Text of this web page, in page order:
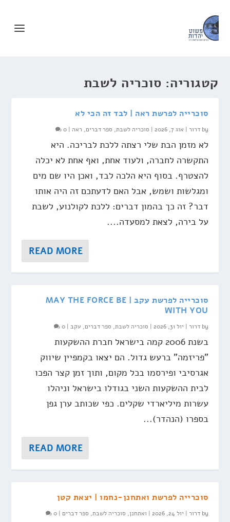
קטגוריה: סוכריה לשבת
סוכרייה לפרשת ראה | לבד זה הכי לא
by דרור | אוג 7, 2026 | סוכריה לשבת, ספר דברים, ראה |
0
לא מזמן הבת שלי רצתה ללכת לבריכה. היא
התקשרה לחברה, ולעוד אחת, ואף אחת לא יכלה
להצטרף. בסוף היא הלכה לבד, ואכן היו שם מים
ומגלשות ושמש, אבל האם לדעתכם זה היה אותו
דבר? זה כך בהמון דברים: ללכת לקולנוע, לשבת
על בירה, לצאת למסעדה....
READ MORE
סוכרייה לפרשת עקב | MAY THE FORCE BE
WITH YOU
by דרור | יול 31, 2026 | סוכריה לשבת, ספר דברים, עקב |
0
בשנת 2006 קמה בישראל חברת ההשקעות
"פריזמה" ברעש גדול. הם יצאו בקמפיין שיווק
אגרסיבי ופירסמו בכל מקום, ותוך זמן קצר הפכו
לבית ההשקעות השני בגודלו בישראל וניהלו
עשרות מיליארדי שקלים. כפי שכותב ערן גפן
בספרו (הנהדר)...
READ MORE
סוכרייה לפרשת ואתחנן-נחמו | יצאת קטן
by דרור | יול 24, 2026 | ואתחנן, סוכריה לשבת, ספר דברים |
0